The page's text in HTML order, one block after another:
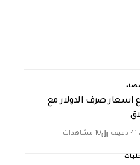
اسعار صرف الدولار مع
10 مشاهدات